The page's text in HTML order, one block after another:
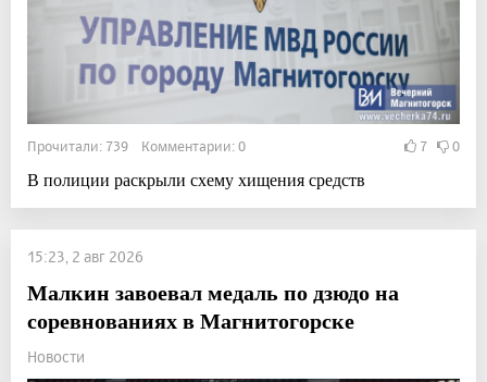
Прочитали: 739 Комментарии: 0 7 0
В полиции раскрыли схему хищения средств
15:23, 2 авг 2026
Малкин завоевал медаль по дзюдо на
соревнованиях в Магнитогорске
Новости